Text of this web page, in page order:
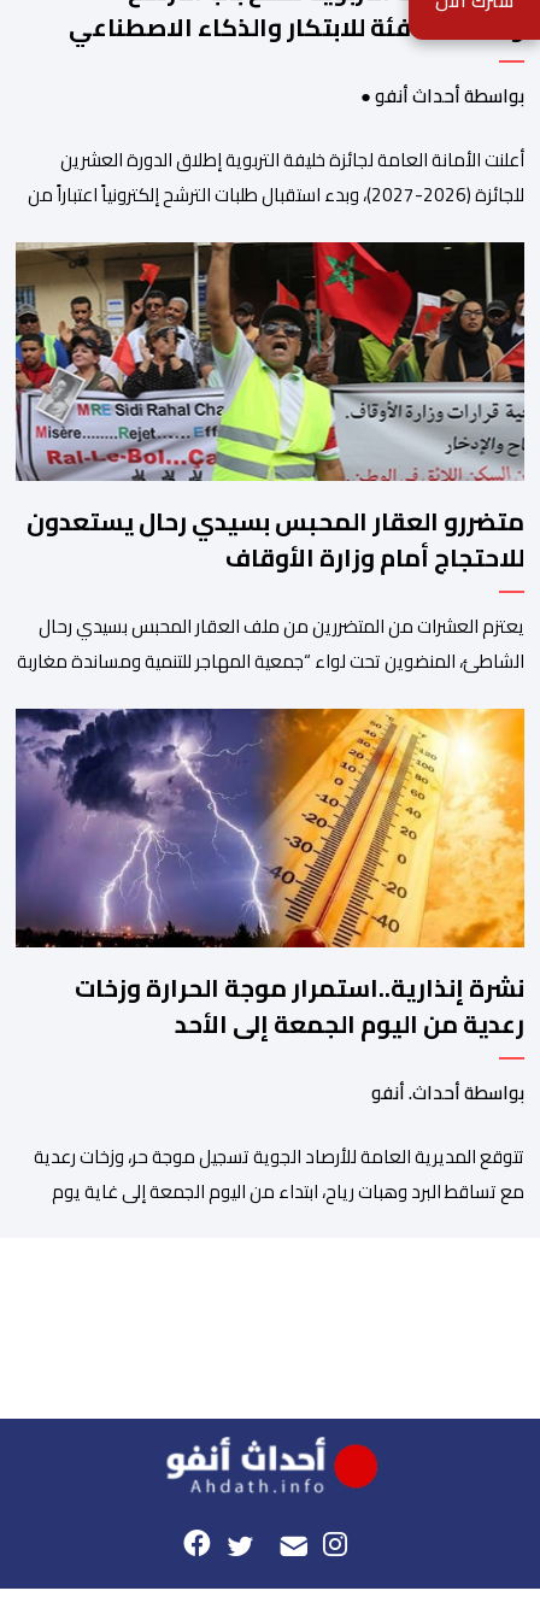
وتستحدث فئة للابتكار والذكاء الاصطناعي
بواسطة أحداث أنفو ●
أعلنت الأمانة العامة لجائزة خليفة التربوية إطلاق الدورة العشرين
للجائزة (2026-2027)، وبدء استقبال طلبات الترشح إلكترونياً اعتباراً من
أهمية خاصة لتزامنها مع مرور عشرين عاماً على انطلاق الجائزة،
وتشهد للمرة الأولى استحداث فئة “الابتكار والذكاء الاصطناعي في
التعليم”، إلى جانب طرح 10 مجالات […]
متضررو العقار المحبس بسيدي رحال يستعدون
للاحتجاج أمام وزارة الأوقاف
يعتزم العشرات من المتضررين من ملف العقار المحبس بسيدي رحال
الشاطئ، المنضوين تحت لواء “جمعية المهاجر للتنمية ومساندة مغاربة
أمام الملحقة الإدارية لوزارة الأوقاف والشؤون الإسلامية بحي حسان
بالرباط، وذلك للمطالبة بتسوية هذا الملف الذي ظل عالقا لسنوات
طويلة وأثار استياء واسعا في صفوف أبناء […]
نشرة إنذارية..استمرار موجة الحرارة وزخات
رعدية من اليوم الجمعة إلى الأحد
بواسطة أحداث. أنفو
تتوقع المديرية العامة للأرصاد الجوية تسجيل موجة حر، وزخات رعدية
مع تساقط البرد وهبات رياح، ابتداء من اليوم الجمعة إلى غاية يوم